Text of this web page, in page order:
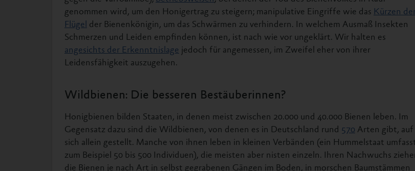
genommen wird, um den Honigertrag zu steigern; manipulative Eingriffe wie das
Kürzen der
Flügel der Bienenkönigin, um das Schwärmen zu verhindern. In welchem Ausmaß Insekten
Schmerzen und Leiden empfinden können, ist nach wie vor ungeklärt. Wir halten es
angesichts der Erkenntnislage
jedoch für angemessen, im Zweifel eher von ihrer
Leidensfähigkeit auszugehen.
Wildbienen: Die besseren Bestäuberinnen?
Honigbienen bilden Staaten, in denen meist zwischen 20.000 und 40.000 Bienen leben. Im
Gegensatz dazu sind die Wildbienen, von denen es in Deutschland rund
Arten gibt, auf
sich allein gestellt. Manche von ihnen leben in kleinen Verbänden (ein Hummelstaat umfasst
zum Beispiel 50 bis 500 Individuen), die meisten aber nisten einzeln. Ihren Nachwuchs ziehen
die Bienen je nach Art in selbst gegrabenen Gängen im Boden, in morschen Baumstämmen